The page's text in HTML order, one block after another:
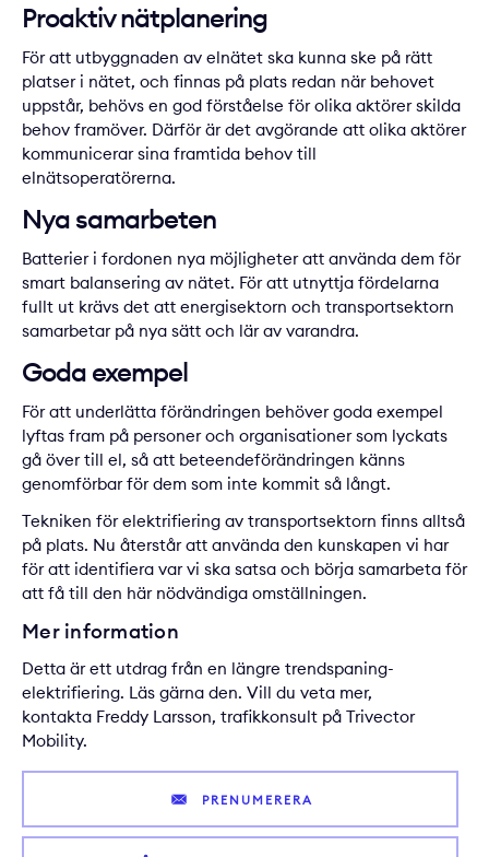
Proaktiv nätplanering
För att utbyggnaden av elnätet ska kunna ske på rätt
platser i nätet, och finnas på plats redan när behovet
uppstår, behövs en god förståelse för olika aktörer skilda
behov framöver. Därför är det avgörande att olika aktörer
kommunicerar sina framtida behov till
elnätsoperatörerna.
Nya samarbeten
Batterier i fordonen nya möjligheter att använda dem för
smart balansering av nätet. För att utnyttja fördelarna
fullt ut krävs det att energisektorn och transportsektorn
samarbetar på nya sätt och lär av varandra.
Goda exempel
För att underlätta förändringen behöver goda exempel
lyftas fram på personer och organisationer som lyckats
gå över till el, så att beteendeförändringen känns
genomförbar för dem som inte kommit så långt.
Tekniken för elektrifiering av transportsektorn finns alltså
på plats. Nu återstår att använda den kunskapen vi har
för att identifiera var vi ska satsa och börja samarbeta för
att få till den här nödvändiga omställningen.
Mer information
Detta är ett utdrag från en längre trendspaning-
elektrifiering. Läs gärna den. Vill du veta mer,
kontakta Freddy Larsson, trafikkonsult på Trivector
Mobility.
PRENUMERERA